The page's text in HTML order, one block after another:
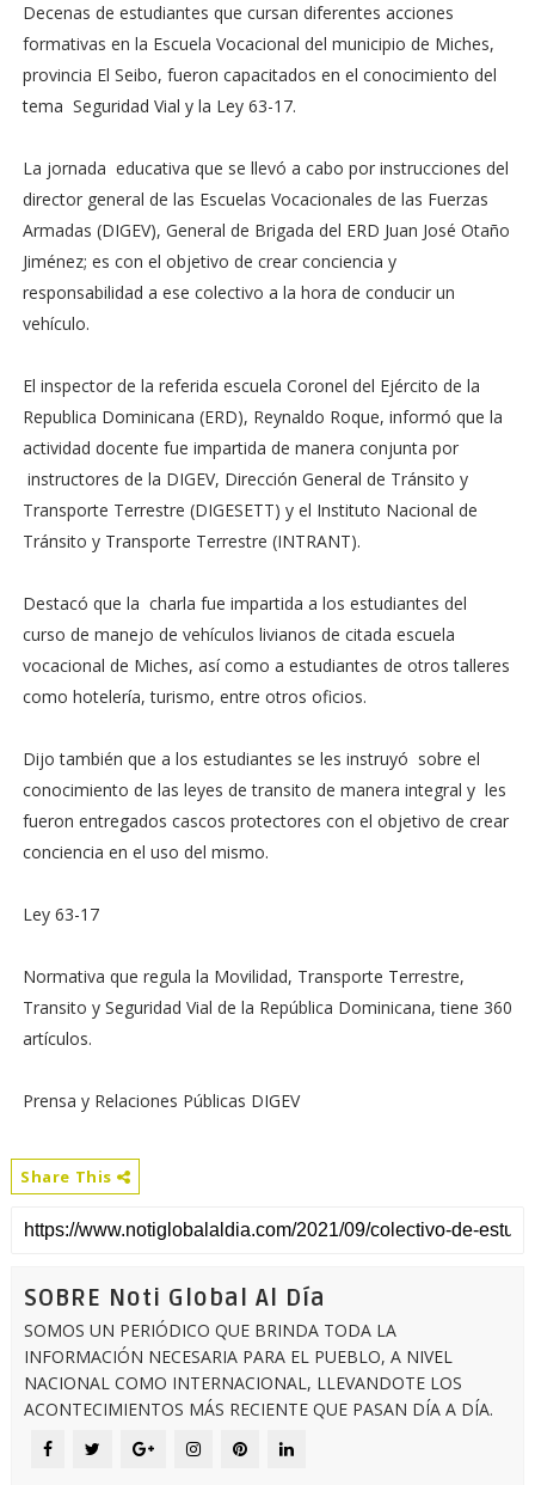
Decenas de estudiantes que cursan diferentes acciones
formativas en la Escuela Vocacional del municipio de Miches,
provincia El Seibo, fueron capacitados en el conocimiento del
tema Seguridad Vial y la Ley 63-17.
La jornada educativa que se llevó a cabo por instrucciones del
director general de las Escuelas Vocacionales de las Fuerzas
Armadas (DIGEV), General de Brigada del ERD Juan José Otaño
Jiménez; es con el objetivo de crear conciencia y
responsabilidad a ese colectivo a la hora de conducir un
vehículo.
El inspector de la referida escuela Coronel del Ejército de la
Republica Dominicana (ERD), Reynaldo Roque, informó que la
actividad docente fue impartida de manera conjunta por
instructores de la DIGEV, Dirección General de Tránsito y
Transporte Terrestre (DIGESETT) y el Instituto Nacional de
Tránsito y Transporte Terrestre (INTRANT).
Destacó que la charla fue impartida a los estudiantes del
curso de manejo de vehículos livianos de citada escuela
vocacional de Miches, así como a estudiantes de otros talleres
como hotelería, turismo, entre otros oficios.
Dijo también que a los estudiantes se les instruyó sobre el
conocimiento de las leyes de transito de manera integral y les
fueron entregados cascos protectores con el objetivo de crear
conciencia en el uso del mismo.
Ley 63-17
Normativa que regula la Movilidad, Transporte Terrestre,
Transito y Seguridad Vial de la República Dominicana, tiene 360
artículos.
Prensa y Relaciones Públicas DIGEV
Share This
SOBRE Noti Global Al Día
SOMOS UN PERIÓDICO QUE BRINDA TODA LA
INFORMACIÓN NECESARIA PARA EL PUEBLO, A NIVEL
NACIONAL COMO INTERNACIONAL, LLEVANDOTE LOS
ACONTECIMIENTOS MÁS RECIENTE QUE PASAN DÍA A DÍA.